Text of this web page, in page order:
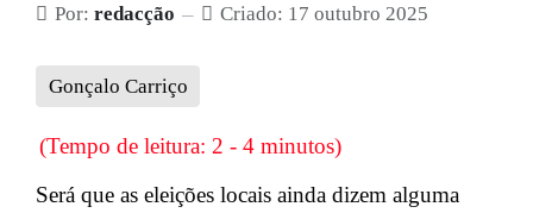
Por: redacção Criado: 17 outubro 2025
Gonçalo Carriço
(Tempo de leitura: 2 - 4 minutos)
Será que as eleições locais ainda dizem alguma